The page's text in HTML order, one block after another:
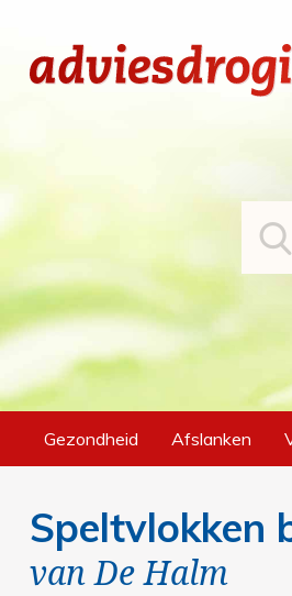
Gezondheid Afslanken
Speltvlokken
vanDe Halm